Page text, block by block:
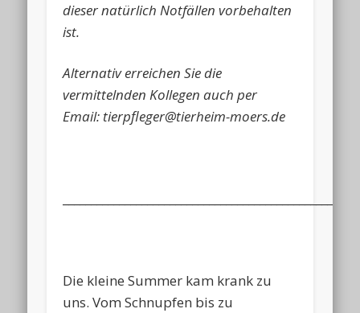
dieser natürlich Notfällen vorbehalten
ist.
Alternativ erreichen Sie die
vermittelnden Kollegen auch per
Email: tierpfleger@tierheim-moers.de
Die kleine Summer kam krank zu
uns. Vom Schnupfen bis zu